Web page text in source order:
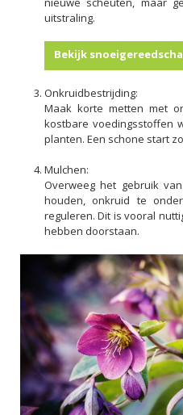
uitstraling.
Bekijk
Onkruidbestrijding:
Maak korte metten met
kostbare voedingsstoffen
planten. Een schone start
Mulchen:
Overweeg het gebruik
houden, onkruid te
reguleren. Dit is vooral
hebben doorstaan.